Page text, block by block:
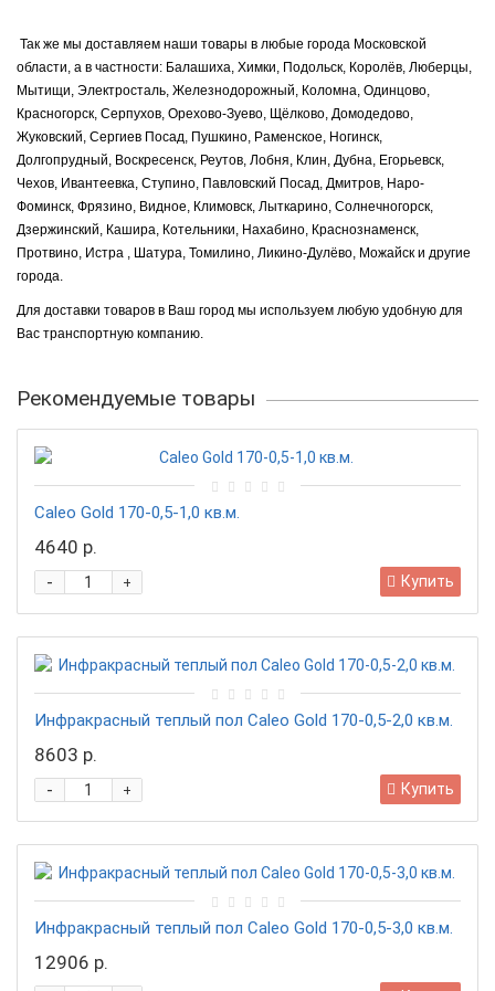
Так же мы доставляем наши товары в любые города Московской
области, а в частности: Балашиха, Химки, Подольск, Королёв, Люберцы,
Мытищи, Электросталь, Железнодорожный, Коломна, Одинцово,
Красногорск, Серпухов, Орехово-Зуево, Щёлково, Домодедово,
Жуковский, Сергиев Посад, Пушкино, Раменское, Ногинск,
Долгопрудный, Воскресенск, Реутов, Лобня, Клин, Дубна, Егорьевск,
Чехов, Ивантеевка, Ступино, Павловский Посад, Дмитров, Наро-
Фоминск, Фрязино, Видное, Климовск, Лыткарино, Солнечногорск,
Дзержинский, Кашира, Котельники, Нахабино, Краснознаменск,
Протвино, Истра , Шатура, Томилино, Ликино-Дулёво, Можайск и другие
города.
Для доставки товаров в Ваш город мы используем любую удобную для
Вас транспортную компанию.
Рекомендуемые товары
Caleо Gold 170-0,5-1,0 кв.м.
4640 р.
+
- Купить
Инфракрасный теплый пол Caleo Gold 170-0,5-2,0 кв.м.
8603 р.
+
- Купить
Инфракрасный теплый пол Caleo Gold 170-0,5-3,0 кв.м.
12906 р.